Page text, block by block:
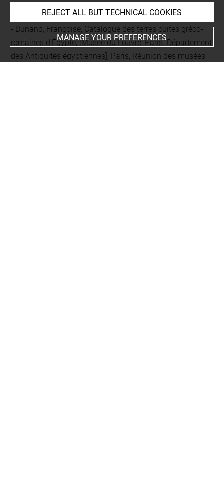
17), 2020, p. 133, fig. 112 p. 133
Dunand, Françoise, Catalogue des terres cuites gréco-
romaines d'Égypte, [Musée du Louvre, Paris. Département
des Antiquités égyptiennes], Paris, Réunion des musées
REJECT ALL BUT TECHNICAL COOKIES
MANAGE YOUR PREFERENCES